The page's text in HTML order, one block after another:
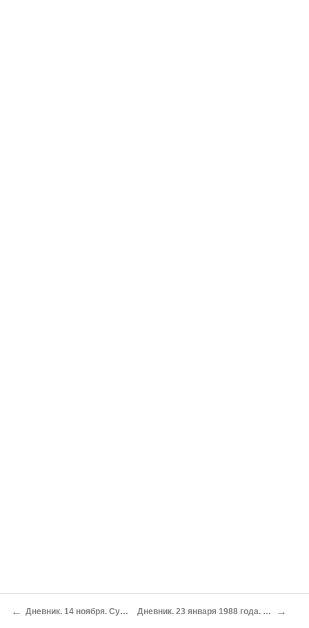
← Дневник. 14 ноября. Суббота, день Дневник. 23 января 1988 года. Суббота, утро →